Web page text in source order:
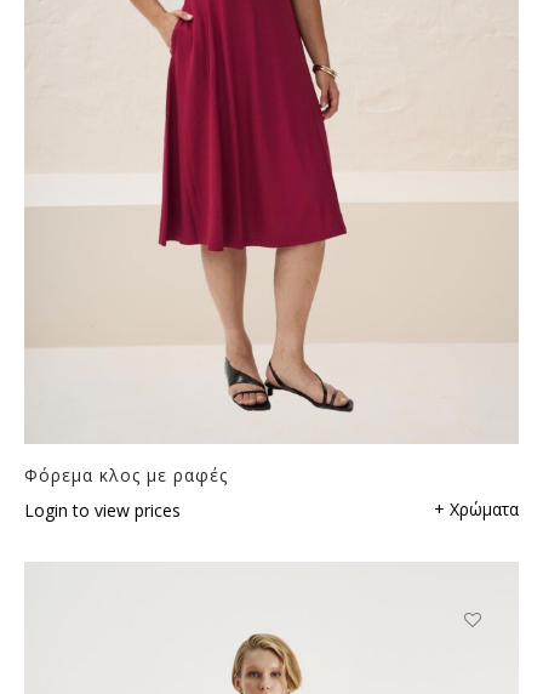
Φόρεμα κλος με ραφές
Login to view prices
+ Χρώματα